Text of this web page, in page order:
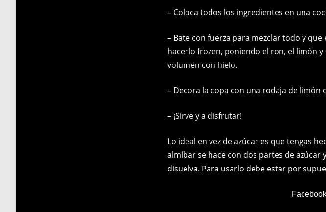
– Coloca todos los ingredientes en una
– Bate con fuerza para mezclar todo y
hacerlo frozen, poniendo el ron, el limón
volumen con hielo.
– Decora la copa con una rodaja de limón
– ¡Sirve y a disfrutar!
Lo ideal en vez de azúcar es que tengas
almíbar se hace con dos partes de azúcar
disuelva. Para usarlo debe estar por